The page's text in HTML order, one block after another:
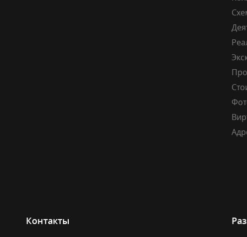
Контакты